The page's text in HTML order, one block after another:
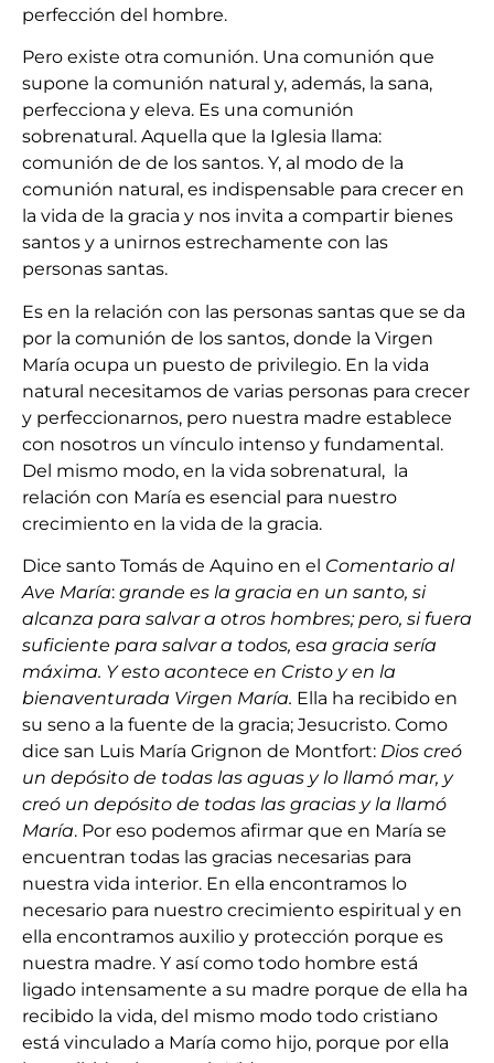
perfección del hombre.
Pero existe otra comunión. Una comunión que
supone la comunión natural y, además, la sana,
perfecciona y eleva. Es una comunión
sobrenatural. Aquella que la Iglesia llama:
comunión de de los santos. Y, al modo de la
comunión natural, es indispensable para crecer en
la vida de la gracia y nos invita a compartir bienes
santos y a unirnos estrechamente con las
personas santas.
Es en la relación con las personas santas que se da
por la comunión de los santos, donde la Virgen
María ocupa un puesto de privilegio. En la vida
natural necesitamos de varias personas para crecer
y perfeccionarnos, pero nuestra madre establece
con nosotros un vínculo intenso y fundamental.
Del mismo modo, en la vida sobrenatural, la
relación con María es esencial para nuestro
crecimiento en la vida de la gracia.
Dice santo Tomás de Aquino en el Comentario al
Ave María: grande es la gracia en un santo, si
alcanza para salvar a otros hombres; pero, si fuera
suficiente para salvar a todos, esa gracia sería
máxima. Y esto acontece en Cristo y en la
bienaventurada Virgen María. Ella ha recibido en
su seno a la fuente de la gracia; Jesucristo. Como
dice san Luis María Grignon de Montfort: Dios creó
un depósito de todas las aguas y lo llamó mar, y
creó un depósito de todas las gracias y la llamó
María. Por eso podemos afirmar que en María se
encuentran todas las gracias necesarias para
nuestra vida interior. En ella encontramos lo
necesario para nuestro crecimiento espiritual y en
ella encontramos auxilio y protección porque es
nuestra madre. Y así como todo hombre está
ligado intensamente a su madre porque de ella ha
recibido la vida, del mismo modo todo cristiano
está vinculado a María como hijo, porque por ella